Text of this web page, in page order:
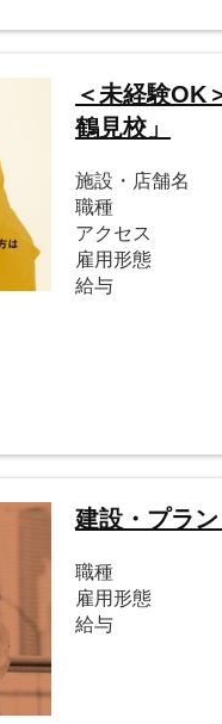
＜未経験OK
鶴見校」
施設・店舗名
職種
アクセス
雇用形態
給与
建設・プラ
職種
雇用形態
給与